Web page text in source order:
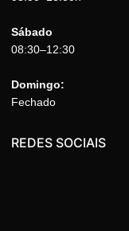
Sábado
08:30–12:30
Domingo:
Fechado
REDES SOCIAIS